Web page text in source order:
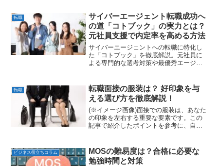
ついて疑問を持つ方も多いのではないで
しょうか。本記事では...
転職
サイバーエージェント転職成功へ
の道「コトブック」の実力とは？
元社員支援で内定率を高める方法
サイバーエージェントへの転職に特化し
た「コトブック」を徹底解説。元社員に
よる専門的な選考対策や最優秀エージェ
体制で、憧れの成長企業へのキャリアア
ップを実現しましょう。
転職
転職面接の服装は？ 好印象を与
える選び方を徹底解説！
(※イメージ画像)面接での服装は、あなた
の印象を左右する重要な要素です。この
記事で紹介したポイントを参考に、自信
す。面接での服装、悩みますよね。この
記事では、転職の面接...
ビジネス役立ちコラム
MOSの難易度は？合格に必要な
勉強時間と対策